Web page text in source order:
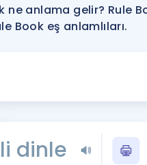
YDS ve YÖKDİL'e
Tüm ÖSYM
YDS - YÖKDİL
ne anlama gelir? Rule
Book eş anlamlıları.
dinle